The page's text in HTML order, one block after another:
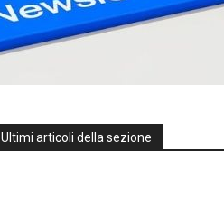
Ultimi articoli della sezione